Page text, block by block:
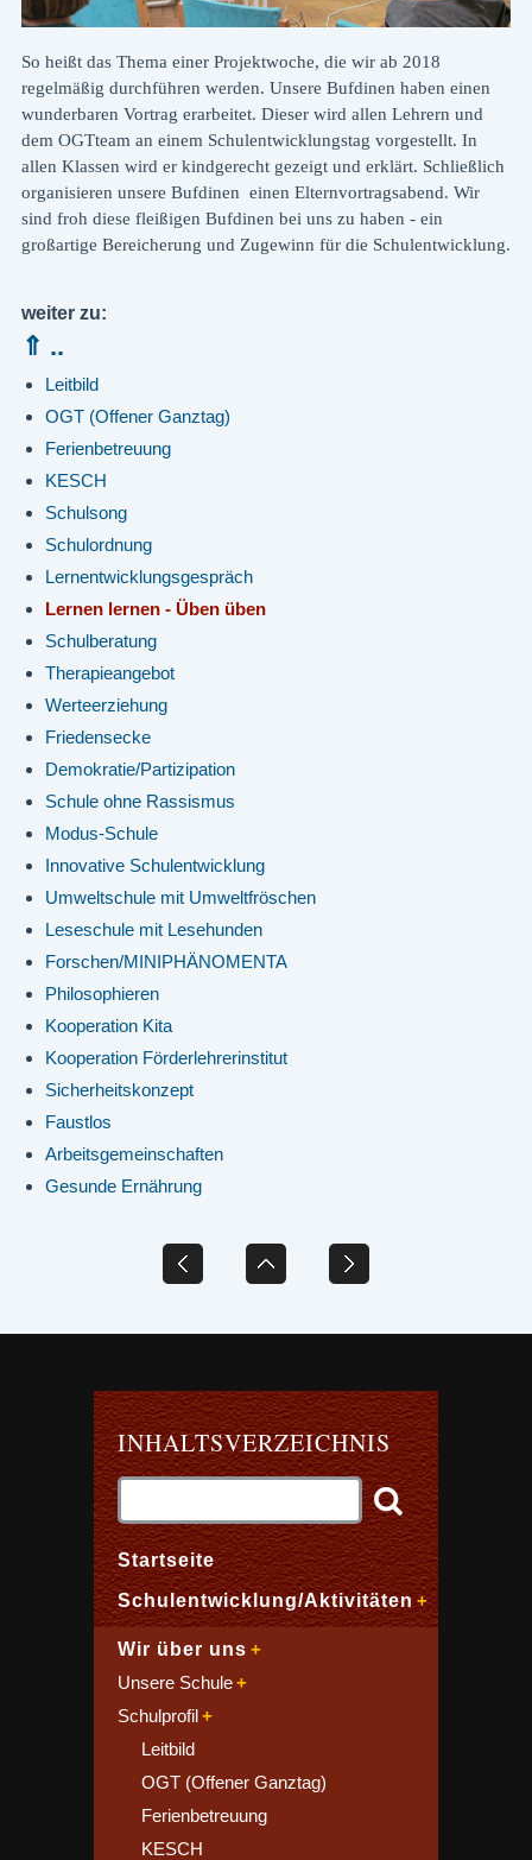
So heißt das Thema einer Projektwoche, die wir ab 2018
regelmäßig durchführen werden. Unsere Bufdinen haben einen
wunderbaren Vortrag erarbeitet. Dieser wird allen Lehrern und
dem OGTteam an einem Schulentwicklungstag vorgestellt. In
allen Klassen wird er kindgerecht gezeigt und erklärt. Schließlich
organisieren unsere Bufdinen einen Elternvortragsabend. Wir
sind froh diese fleißigen Bufdinen bei uns zu haben - ein
großartige Bereicherung und Zugewinn für die Schulentwicklung.
weiter zu:
⇑ ..
Leitbild
OGT (Offener Ganztag)
Ferienbetreuung
KESCH
Schulsong
Schulordnung
Lernentwicklungsgespräch
Lernen lernen - Üben üben
Schulberatung
Therapieangebot
Werteerziehung
Friedensecke
Demokratie/Partizipation
Schule ohne Rassismus
Modus-Schule
Innovative Schulentwicklung
Umweltschule mit Umweltfröschen
Leseschule mit Lesehunden
Forschen/MINIPHÄNOMENTA
Philosophieren
Kooperation Kita
Kooperation Förderlehrerinstitut
Sicherheitskonzept
Faustlos
Arbeitsgemeinschaften
Gesunde Ernährung
INHALTSVERZEICHNIS
Startseite
Schulentwicklung/Aktivitäten
Wir über uns
Unsere Schule
Schulprofil
Leitbild
OGT (Offener Ganztag)
Ferienbetreuung
KESCH